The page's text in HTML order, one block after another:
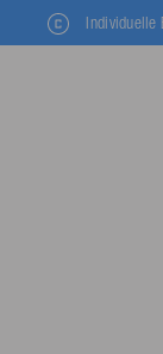
Individuelle